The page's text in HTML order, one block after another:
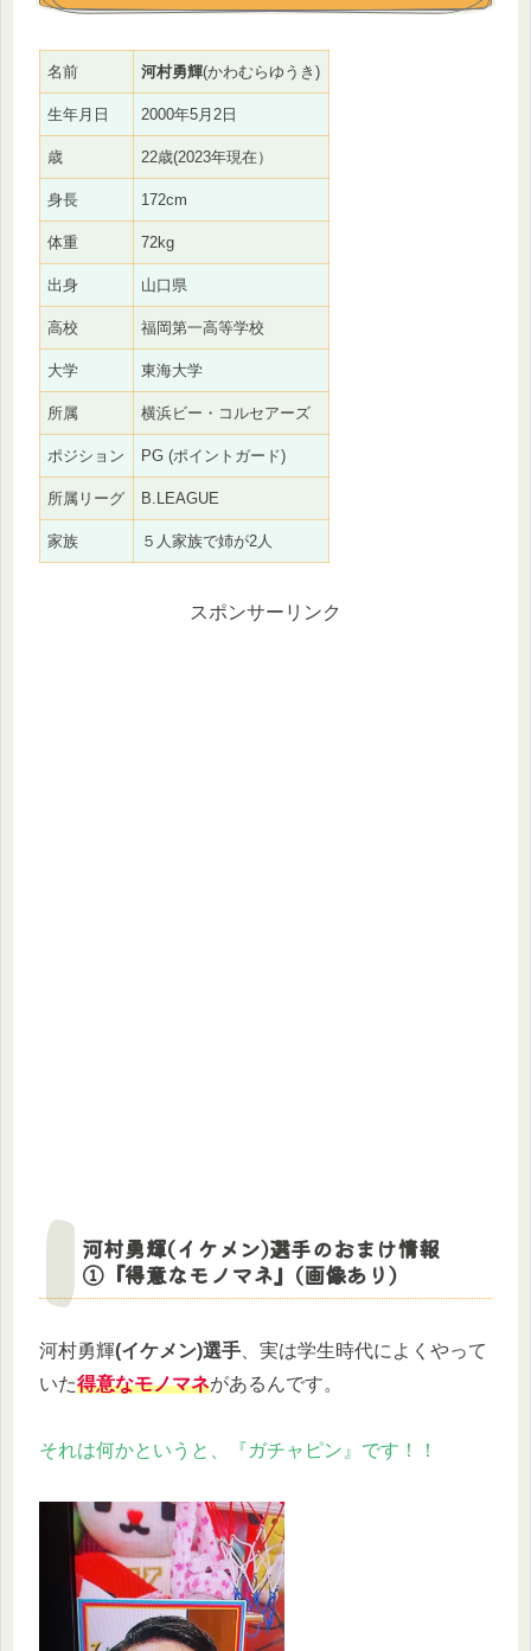
名前 河村勇輝(かわむらゆうき)
生年月日 2000年5月2日
歳 22歳(2023年現在）
身長 172cm
体重 72kg
出身 山口県
高校 福岡第一高等学校
大学 東海大学
所属 横浜ビー・コルセアーズ
ポジション PG (ポイントガード)
所属リーグ B.LEAGUE
家族 ５人家族で姉が2人
スポンサーリンク
河村勇輝(イケメン)選手のおまけ情報
①『得意なモノマネ』(画像あり)
河村勇輝(イケメン)選手 、実は学生時代によくやって
いた得意なモノマネがあるんです。
それは何かというと、『ガチャピン』です！！